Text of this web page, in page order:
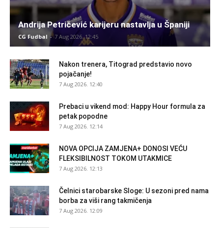
Andrija Petričević karijeru nastavlja u Španiji
CG Fudbal - 7 Aug 2026. 12:45
Nakon trenera, Titograd predstavio novo
pojačanje!
7 Aug 2026. 12:40
Prebaci u vikend mod: Happy Hour formula za
petak popodne
7 Aug 2026. 12:14
NOVA OPCIJA ZAMJENA+ DONOSI VEĆU
FLEKSIBILNOST TOKOM UTAKMICE
7 Aug 2026. 12:13
Čelnici starobarske Sloge: U sezoni pred nama
borba za viši rang takmičenja
7 Aug 2026. 12:09